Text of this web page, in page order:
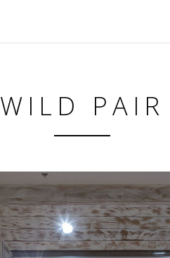
WILD PAIR